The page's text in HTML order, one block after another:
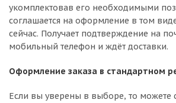
укомплектовав его необходимыми
соглашается на оформление в том
сейчас. Получает подтверждение на
мобильный телефон и ждёт доставки.
Оформление заказа в стандартном
Если вы уверены в выборе, то можете